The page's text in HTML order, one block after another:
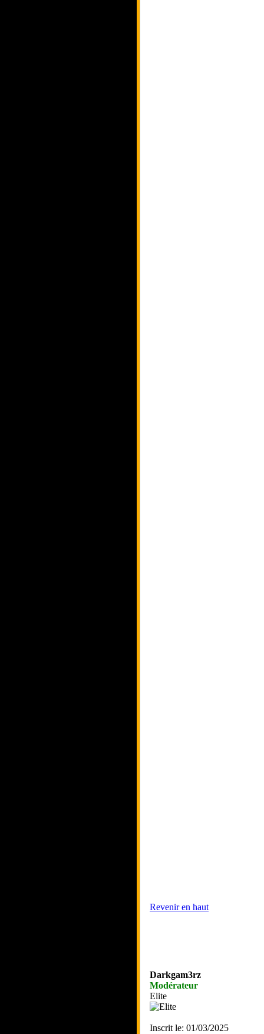
Revenir en haut
Darkgam3rz
Modérateur
Elite
Inscrit le: 01/03/2025